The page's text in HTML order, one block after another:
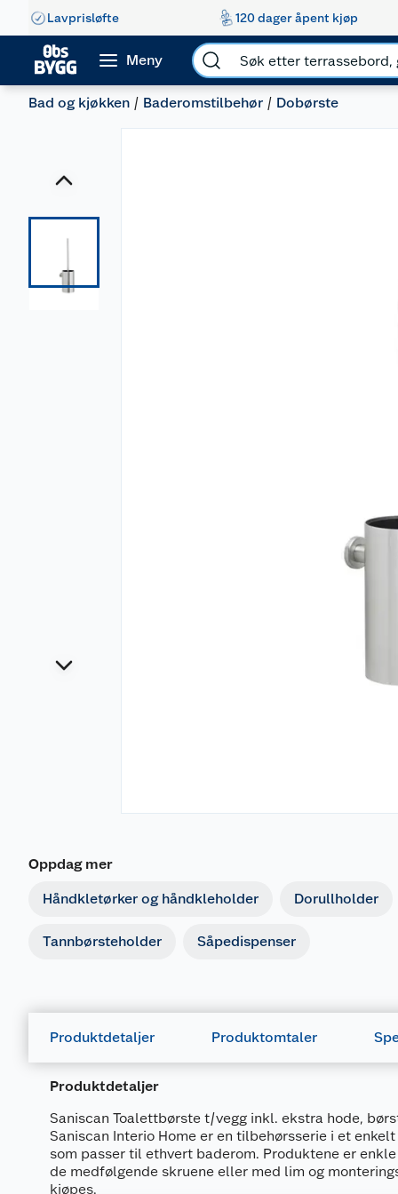
Lavprisløfte 120 dager åpent kjøp
Meny
Bad og kjøkken Baderomstilbehør Dobørste
Oppdag mer
Håndkletørker og håndkleholder Dorullholder
Tannbørsteholder Såpedispenser
Produktdetaljer Produktomtaler
Produktdetaljer
Saniscan Toalettbørste t/vegg inkl. ekstra hode,
Saniscan Interio Home er en tilbehørsserie i et
som passer til ethvert baderom. Produktene er
de medfølgende skruene eller med lim og
kjøpes.